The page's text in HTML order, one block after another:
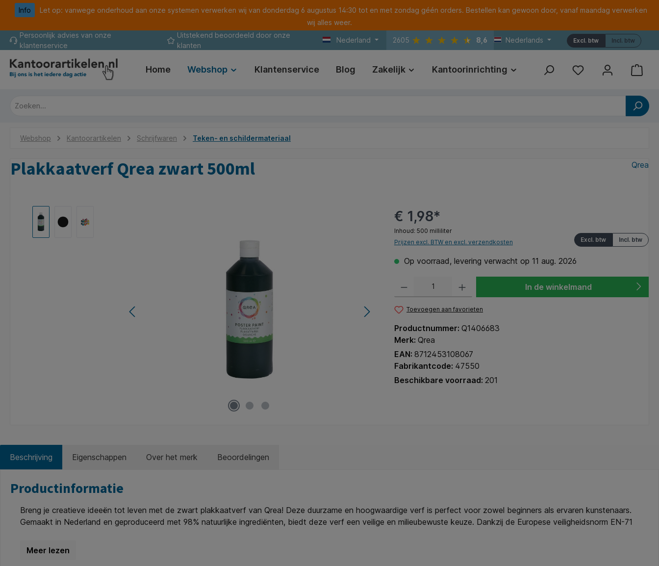
Ga naar de hoofdnavigatie
Info
Let op: vanwege onderhoud aan onze systemen verwerken wij van donderdag 6 augustus 14:30 tot en met zondag géén orders. Bestellen kan gewoon door, vanaf maandag verwerken
wij alles weer.
Persoonlijk advies van onze
klantenservice
Uitstekend beoordeeld door onze
klanten
Nederland 2605 8,6 Nederlands Incl. btw
Excl. btw
Home Webshop Klantenservice Blog Zakelijk Kantoorinrichting Print Referenties
Webshop Kantoorartikelen Schrijfwaren Teken- en schildermateriaal
Plakkaatverf Qrea zwart 500ml Qrea
Afbeeldingengalerij overslaan € 1,98*
Inhoud: 500 milliliter
Incl. btw
Excl. btw
Prijzen excl. BTW en excl. verzendkosten
Op voorraad, levering verwacht op 11 aug. 2026
In de winkelmand
Toevoegen aan favorieten
Productnummer: Q1406683
Merk: Qrea
EAN: 8712453108067
Fabrikantcode: 47550
Beschikbare voorraad: 201
Beschrijving Eigenschappen Over het merk Beoordelingen
Productinformatie
Breng je creatieve ideeën tot leven met de zwart plakkaatverf van Qrea! Deze duurzame en hoogwaardige verf is perfect voor zowel beginners als ervaren kunstenaars.
Gemaakt in Nederland en geproduceerd met 98% natuurlijke ingrediënten, biedt deze verf een veilige en milieubewuste keuze. Dankzij de Europese veiligheidsnorm EN-71
prachtige, matte donkerbruine afwerking. De kleuren zijn goed mengbaar, zodat je eenvoudig nieuwe tinten kunt creëren. Na gebruik is de verf makkelijk uitwasbaar uit de